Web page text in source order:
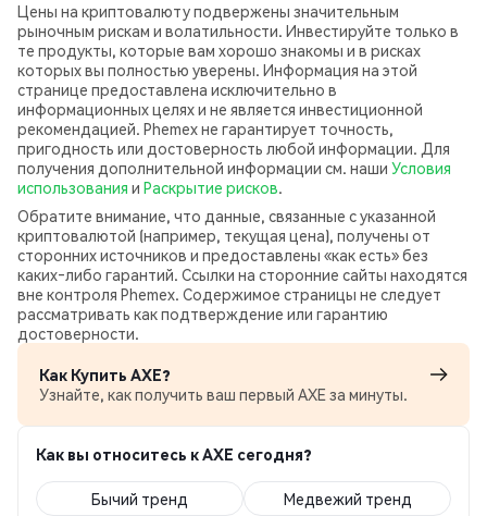
Цены на криптовалюту подвержены значительным
рыночным рискам и волатильности. Инвестируйте только в
те продукты, которые вам хорошо знакомы и в рисках
которых вы полностью уверены. Информация на этой
странице предоставлена исключительно в
информационных целях и не является инвестиционной
рекомендацией. Phemex не гарантирует точность,
пригодность или достоверность любой информации. Для
получения дополнительной информации см. наши Условия
использования и Раскрытие рисков.
Обратите внимание, что данные, связанные с указанной
криптовалютой (например, текущая цена), получены от
сторонних источников и предоставлены «как есть» без
каких‑либо гарантий. Ссылки на сторонние сайты находятся
вне контроля Phemex. Содержимое страницы не следует
рассматривать как подтверждение или гарантию
достоверности.
Как Купить AXE?
Узнайте, как получить ваш первый AXE за минуты.
Как вы относитесь к AXE сегодня?
Бычий тренд Медвежий тренд